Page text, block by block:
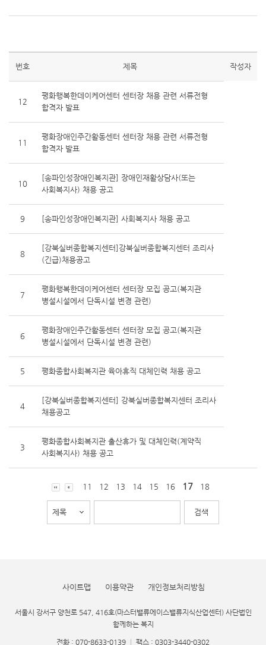
번호 제목 작성자
12
평화행복한데이케어센터 센터장 채용 관련 서류전형
합격자 발표
11
평화장애인주간활동센터 센터장 채용 관련 서류전형
합격자 발표
10
[송파인성장애인복지관] 장애인재활상담사(또는
사회복지사) 채용 공고
9 [송파인성장애인복지관] 사회복지사 채용 공고
8
[강북실버종합복지센터]강북실버종합복지센터 조리사
(긴급)채용공고
7
평화행복한데이케어센터 센터장 모집 공고(복지관
병설시설에서 단독시설 변경 관련)
6
평화장애인주간활동센터 센터장 모집 공고(복지관
병설시설에서 단독시설 변경 관련)
5 평화종합사회복지관 육아휴직 대체인력 채용 공고
4
[강북실버종합복지센터] 강북실버종합복지센터 조리사
채용공고
3
평화종합사회복지관 출산휴가 및 대체인력(계약직
사회복지사) 채용 공고
11 12 13 14 15 16 17 18
사이트맵 이용약관 개인정보처리방침
서울시 강서구 양천로 547, 416호(마스터밸류에이스밸류지식산업센터) 사단법인
함께하는 복지
전화 : 070-8633-0139 팩스 : 0303-3440-0302